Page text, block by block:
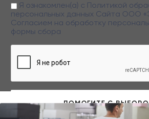
Заполняя данную форму вы даете свое согласие
персональных данных
Я ознакомлен(а) с Политикой
персональных данных Сайта ООО
Согласием на обработку
формы сбора